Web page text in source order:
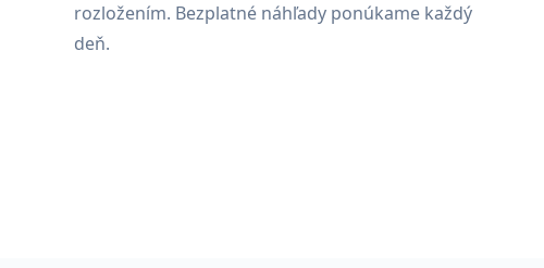
rozložením. Bezplatné náhľady ponúkame každý
deň.